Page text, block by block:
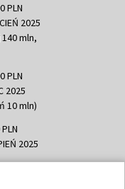
PLN
2025
mln,
PLN
2025
10 mln)
2025